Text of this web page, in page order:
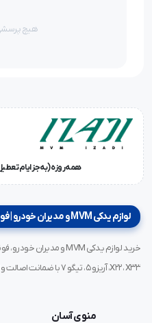
هیچ
همه‌روزه (به‌جز ایام تعطیل) از
لوازم یدکی MVM و مدیران خودرو | فونیکس، آریزو، تیگو — فروشگاه ایزدی
X22، X33، آریزو ۵، تیگو ۷ با ضمانت اصالت و ارسال سریع.
منوی آسان